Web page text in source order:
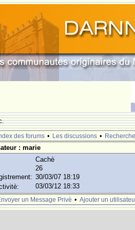
des forums • Les discussions •
: marie
Cachè
26
30/03/07 18:19
03/03/12 18:33
un Message Privè • Ajouter un